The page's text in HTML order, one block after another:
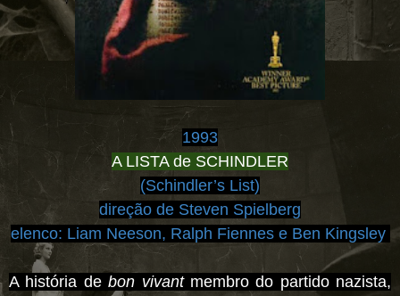
1993
A LISTA de SCHINDLER
(Schindler’s List)
direção de Steven Spielberg
elenco: Liam Neeson, Ralph Fiennes e Ben Kingsley
A história debon vivantmembro do partido nazista,